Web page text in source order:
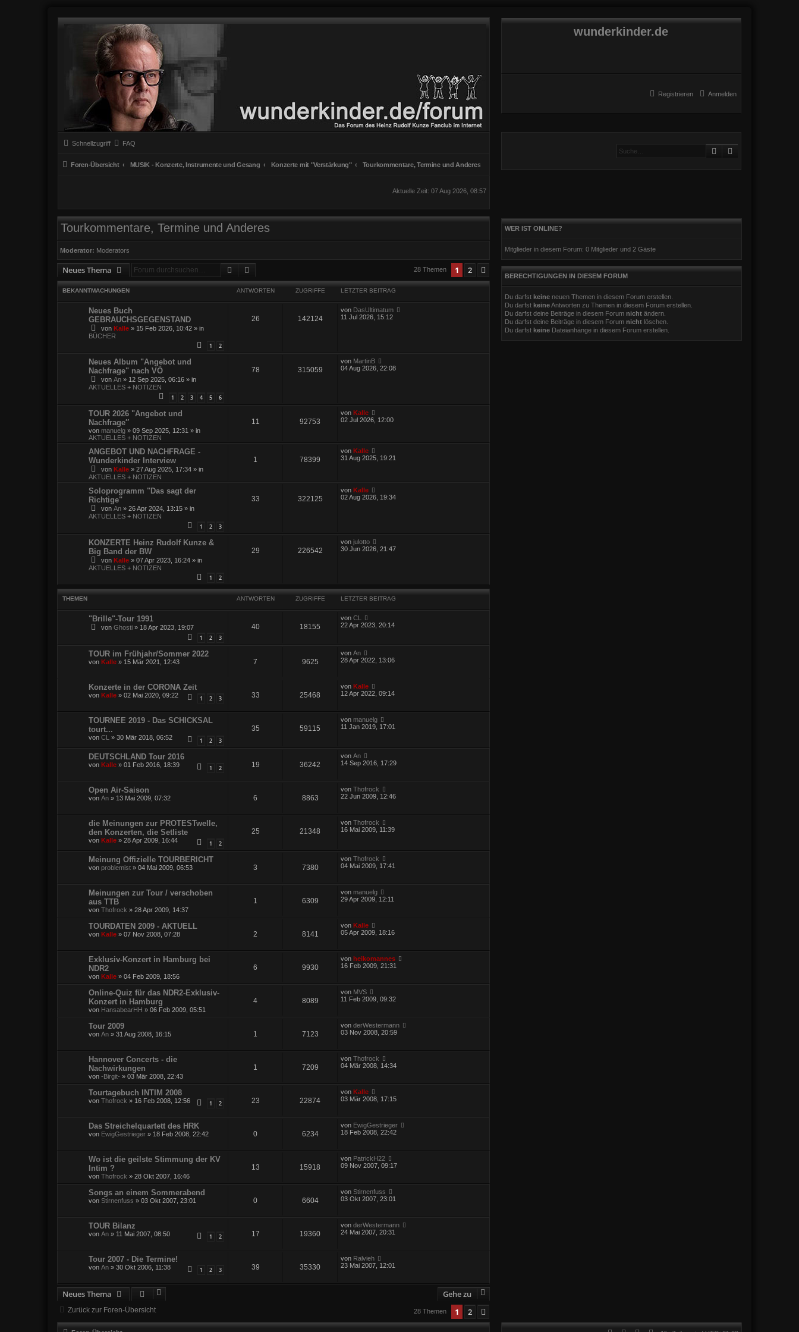
wunderkinder.de
Anmelden
Registrieren
Schnellzugriff FAQ
Foren-Übersicht MUSIK - Konzerte, Instrumente und Gesang Konzerte mit "Verstärkung" Tourkommentare, Termine und Anderes
Suche
Aktuelle Zeit: 07 Aug 2026, 08:57
Tourkommentare, Termine und Anderes
Moderator: Moderators
Neues Thema Suche 28 Themen 1 2 Nächste
BEKANNTMACHUNGEN ANTWORTEN ZUGRIFFE LETZTER BEITRAG
Neues Buch
GEBRAUCHSGEGENSTAND
von Kalle » 15 Feb 2026, 10:42 » in
BÜCHER
1 2
26 142124
von DasUltimatum
11 Jul 2026, 15:12
Neues Album "Angebot und
Nachfrage" nach VÖ
von An » 12 Sep 2025, 06:16 » in
AKTUELLES + NOTIZEN
1 2 3 4 5 6
78 315059
von MartinB
04 Aug 2026, 22:08
TOUR 2026 "Angebot und
Nachfrage″
von manuelg » 09 Sep 2025, 12:31 » in
AKTUELLES + NOTIZEN
11 92753
vonKalle
02 Jul 2026, 12:00
ANGEBOT UND NACHFRAGE -
Wunderkinder Interview
von Kalle » 27 Aug 2025, 17:34 » in
AKTUELLES + NOTIZEN
1 78399
vonKalle
31 Aug 2025, 19:21
Soloprogramm "Das sagt der
Richtige"
von An » 26 Apr 2024, 13:15 » in
AKTUELLES + NOTIZEN
1 2 3
33 322125
vonKalle
02 Aug 2026, 19:34
KONZERTE Heinz Rudolf Kunze &
Big Band der BW
von Kalle » 07 Apr 2023, 16:24 » in
AKTUELLES + NOTIZEN
1 2
29 226542
vonjulotto
30 Jun 2026, 21:47
THEMEN ANTWORTEN ZUGRIFFE LETZTER BEITRAG
"Brille"-Tour 1991
von Ghosti » 18 Apr 2023, 19:07
1 2 3
40 18155
vonCL
22 Apr 2023, 20:14
TOUR im Frühjahr/Sommer 2022
von Kalle » 15 Mär 2021, 12:43 7 9625
vonAn
28 Apr 2022, 13:06
Konzerte in der CORONA Zeit
von Kalle » 02 Mai 2020, 09:22 1 2 3 33 25468
von Kalle
12 Apr 2022, 09:14
TOURNEE 2019 - Das SCHICKSAL
tourt...
von CL » 30 Mär 2018, 06:52 1 2 3
35 59115
vonmanuelg
11 Jan 2019, 17:01
DEUTSCHLAND Tour 2016
von Kalle » 01 Feb 2016, 18:39 1 2 19 36242
vonAn
14 Sep 2016, 17:29
Open Air-Saison
von An » 13 Mai 2009, 07:32 6 8863
vonThofrock
22 Jun 2009, 12:46
die Meinungen zur PROTESTwelle,
den Konzerten, die Setliste
von Kalle » 28 Apr 2009, 16:44 1 2
25 21348
vonThofrock
16 Mai 2009, 11:39
Meinung Offizielle TOURBERICHT
von problemist » 04 Mai 2009, 06:53 3 7380
vonThofrock
04 Mai 2009, 17:41
Meinungen zur Tour / verschoben
aus TTB
von Thofrock » 28 Apr 2009, 14:37
1 6309
vonmanuelg
29 Apr 2009, 12:11
TOURDATEN 2009 - AKTUELL
von Kalle » 07 Nov 2008, 07:28 2 8141
vonKalle
05 Apr 2009, 18:16
Exklusiv-Konzert in Hamburg bei
NDR2
von Kalle » 04 Feb 2009, 18:56
6 9930
vonheikomannes
16 Feb 2009, 21:31
Online-Quiz für das NDR2-Exklusiv-
Konzert in Hamburg
von HansabearHH » 06 Feb 2009, 05:51
4 8089
von MVS
11 Feb 2009, 09:32
Tour 2009
von An » 31 Aug 2008, 16:15 1 7123
vonderWestermann
03 Nov 2008, 20:59
Hannover Concerts - die
Nachwirkungen
von -Birgit- » 03 Mär 2008, 22:43
1 7209
vonThofrock
04 Mär 2008, 14:34
Tourtagebuch INTIM 2008
von Thofrock » 16 Feb 2008, 12:56 1 2 23 22874
vonKalle
03 Mär 2008, 17:15
Das Streichelquartett des HRK
von EwigGestrieger » 18 Feb 2008, 22:42 0 6234
von EwigGestrieger
18 Feb 2008, 22:42
Wo ist die geilste Stimmung der KV
Intim ?
von Thofrock » 28 Okt 2007, 16:46
13 15918
von PatrickH22
09 Nov 2007, 09:17
Songs an einem Sommerabend
von Stirnenfuss » 03 Okt 2007, 23:01 0 6604
vonStirnenfuss
03 Okt 2007, 23:01
TOUR Bilanz
von An » 11 Mai 2007, 08:50 1 2 17 19360
vonderWestermann
24 Mai 2007, 20:31
Tour 2007 - Die Termine!
von An » 30 Okt 2006, 11:38 1 2 3 39 35330
von Ralvieh
23 Mai 2007, 12:01
Neues Thema Gehe zu
Zurück zur Foren-Übersicht 28 Themen 1 2
WER IST ONLINE?
Mitglieder in diesem Forum: 0 Mitglieder und 2 Gäste
BERECHTIGUNGEN IN DIESEM FORUM
Du darfst keineneuen Themen in diesem Forum erstellen.
Du darfst keineAntworten zu Themen in diesem Forum erstellen.
Du darfst deine Beiträge in diesem Forum nichtändern.
Du darfst deine Beiträge in diesem Forum nichtlöschen.
Du darfst keineDateianhänge in diesem Forum erstellen.